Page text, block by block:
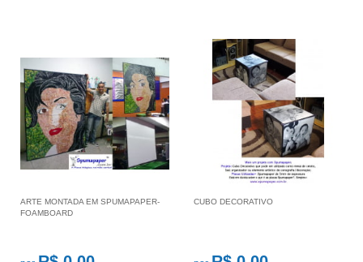
ARTE MONTADA EM SPUMAPAPER-
FOAMBOARD
CUBO DECORATIVO